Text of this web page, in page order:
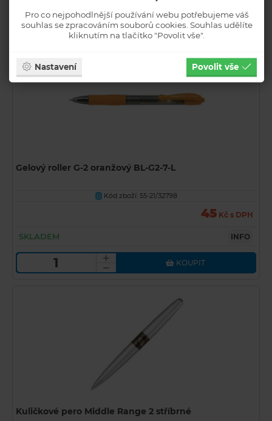
Pro co nejpohodlnější používání webu potřebujeme váš
souhlas se zpracováním souborů cookies. Souhlas udělíte
kliknutím na tlačítko "Povolit vše".
Nastavení Povolit vše
KOUPIT
Gelový roller G-2 oranžový BL-G2-7-L
U Kód zboží: 55-21/32798
45 Kč s DPH
SKLADEM INFO
KOUPIT
Kuličkové pero Middle Range 2 stříbrné